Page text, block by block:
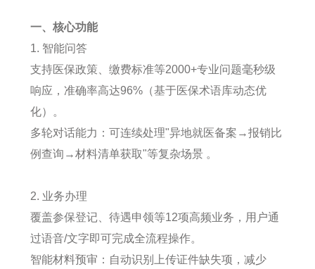
一、核心功能
1. 智能问答
支持医保政策、缴费标准等2000+专业问题毫秒级
响应，准确率高达96%（基于医保术语库动态优
化）。
多轮对话能力：可连续处理"异地就医备案→报销比
例查询→材料清单获取"等复杂场景 。
2. 业务办理
覆盖参保登记、待遇申领等12项高频业务，用户通
过语音/文字即可完成全流程操作。
智能材料预审：自动识别上传证件缺失项，减少